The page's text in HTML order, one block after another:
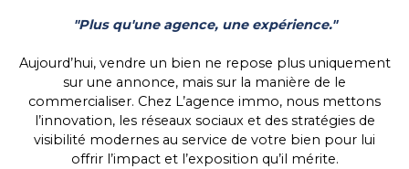
"Plus qu'une agence, une expérience."
Aujourd’hui, vendre un bien ne repose plus uniquement
sur une annonce, mais sur la manière de le
commercialiser. Chez L’agence immo, nous mettons
l’innovation, les réseaux sociaux et des stratégies de
visibilité modernes au service de votre bien pour lui
offrir l’impact et l’exposition qu’il mérite.